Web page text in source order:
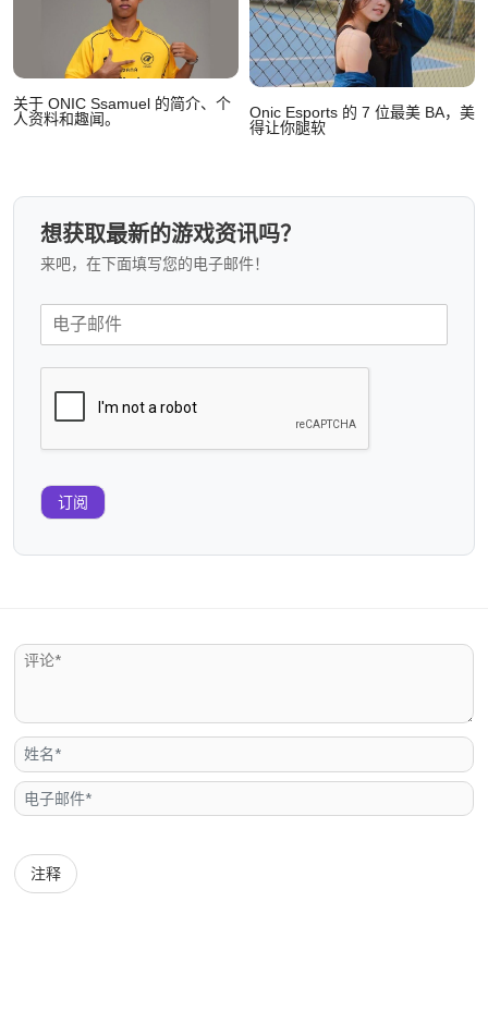
关于 ONIC Ssamuel 的简介、个
人资料和趣闻。
Onic Esports 的 7 位最美 BA，美
得让你腿软
想获取最新的游戏资讯吗？
来吧，在下面填写您的电子邮件！
订阅